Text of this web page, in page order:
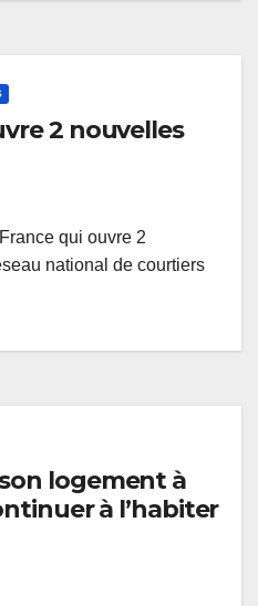
2 nouvelles
qui ouvre 2
national de courtiers
logement à
à l’habiter